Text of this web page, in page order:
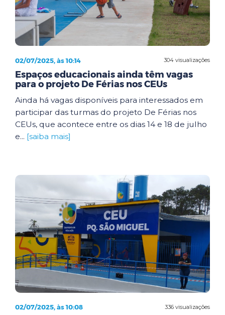
304 visualizações
02/07/2025, às 10:14
Espaços educacionais ainda têm vagas
para o projeto De Férias nos CEUs
Ainda há vagas disponíveis para interessados em
participar das turmas do projeto De Férias nos
CEUs, que acontece entre os dias 14 e 18 de julho
e... [saiba mais]
336 visualizações
02/07/2025, às 10:08